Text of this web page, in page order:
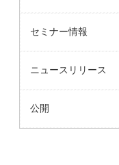
セミナー情報
ニュースリリース
公開